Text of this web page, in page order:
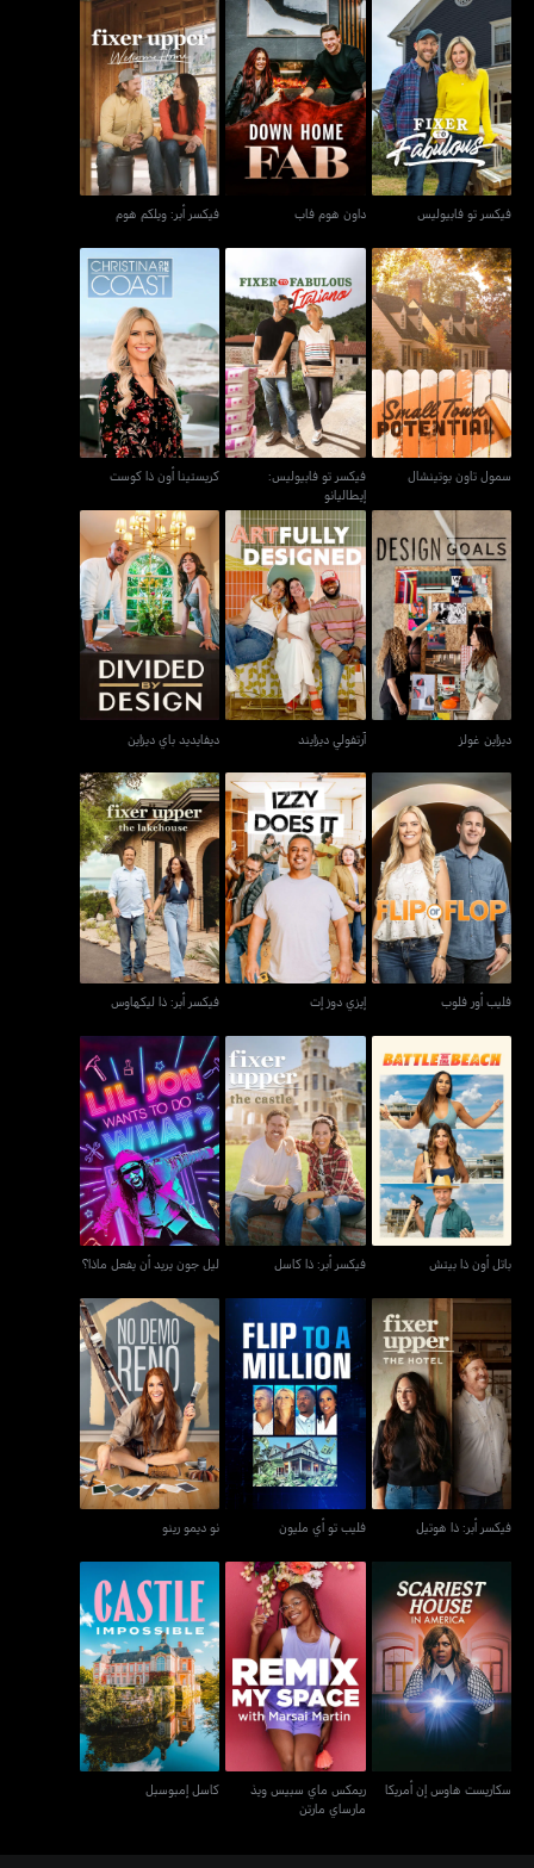
فيكسر تو فابيوليس
فيكسر تو فابيوليس
داون هوم فاب
داون هوم فاب
فيكسر أبر: ويلكم هوم
فيكسر أبر: ويلكم هوم
سمول تاون بوتينشال
سمول تاون بوتينشال
فيكسر تو فابيوليس:
إيطاليانو
فيكسر تو فابيوليس:
إيطاليانو
كريستينا أون ذا كوست
كريستينا أون ذا كوست
ديزاين غولز
ديزاين غولز
آرتفولي ديزايند
آرتفولي ديزايند
ديفايديد باي ديزاين
ديفايديد باي ديزاين
فليب أور فلوب
فليب أور فلوب
إيزي دوز إت
إيزي دوز إت
فيكسر أبر: ذا ليكهاوس
فيكسر أبر: ذا ليكهاوس
باتل أون ذا بيتش
باتل أون ذا بيتش
فيكسر أبر: ذا كاسل
فيكسر أبر: ذا كاسل
ليل جون يريد أن يفعل
ماذا؟
ليل جون يريد أن يفعل ماذا؟
فيكسر أبر: ذا هوتيل
فيكسر أبر: ذا هوتيل
فليب تو أي مليون
فليب تو أي مليون
نو ديمو رينو
نو ديمو رينو
سكاريست هاوس إن أمريكا
سكاريست هاوس إن أمريكا
ريمكس ماي سبيس ويذ
مارساي مارتن
ريمكس ماي سبيس ويذ
مارساي مارتن
كاسل إمبوسبل
كاسل إمبوسبل